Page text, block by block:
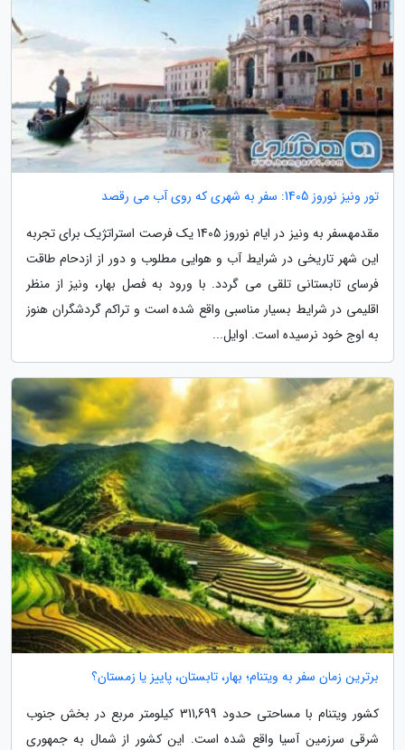
تور ونیز نوروز 1405: سفر به شهری که روی آب می رقصد
مقدمهسفر به ونیز در ایام نوروز 1405 یک فرصت استراتژیک برای تجربه
این شهر تاریخی در شرایط آب و هوایی مطلوب و دور از ازدحام طاقت
فرسای تابستانی تلقی می گردد. با ورود به فصل بهار، ونیز از منظر
اقلیمی در شرایط بسیار مناسبی واقع شده است و تراکم گردشگران هنوز
به اوج خود نرسیده است. اوایل...
برترین زمان سفر به ویتنام؛ بهار، تابستان، پاییز یا زمستان؟
کشور ویتنام با مساحتی حدود 311,699 کیلومتر مربع در بخش جنوب
شرقی سرزمین آسیا واقع شده است. این کشور از شمال به جمهوری